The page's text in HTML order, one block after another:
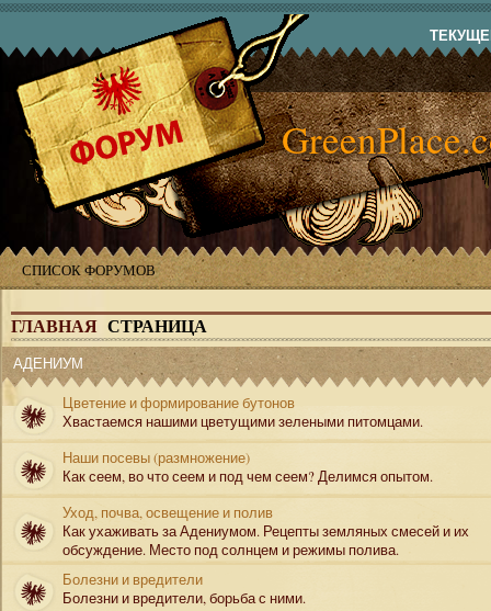
СПИСОК ФОРУМОВ
ГЛАВНАЯ СТРАНИЦА
АДЕНИУМ
Цветение и формирование бутонов
Хвастаемся нашими цветущими зелеными питомцами.
Наши посевы (размножение)
Как сеем, во что сеем и под чем сеем? Делимся опытом.
Уход, почва, освещение и полив
Как ухаживать за Адениумом. Рецепты земляных смесей и их
обсуждение. Место под солнцем и режимы полива.
Болезни и вредители
Болезни и вредители, борьба с ними.